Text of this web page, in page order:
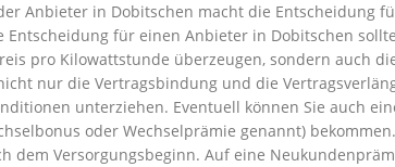
Anbieter in Dobitschen macht die
Entscheidung für einen Anbieter in Dobitschen
pro Kilowattstunde überzeugen, sondern auch
nur die Vertragsbindung und die
unterziehen. Eventuell können Sie auch
oder Wechselprämie genannt)
dem Versorgungsbeginn. Auf eine